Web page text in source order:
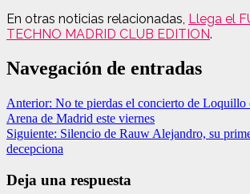
En otras noticias relacionadas, Llega el
TECHNO MADRID CLUB EDITION.
Navegación de entradas
Anterior: No te pierdas el concierto de Loquillo
Arena de Madrid este viernes
Siguiente: Silencio de Rauw Alejandro, su
decepciona
Deja una respuesta